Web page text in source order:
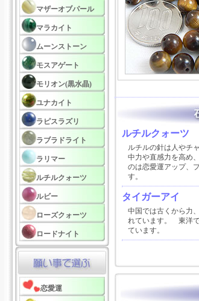
マザーオブパール
マラカイト
ムーンストーン
モスアゲート
モリオン(黒水晶)
ユナカイト
ラピスラズリ
ラブラドライト
ラリマー
ルチルクォーツ
ルビー
ローズクォーツ
ロードナイト
恋愛運
ルチルクォーツ
ルチルの針は人やチ
中力や直感力を高め
のは恋愛運アップ、
す。
タイガーアイ
中国では古くから力
れています。 東洋で
ています。